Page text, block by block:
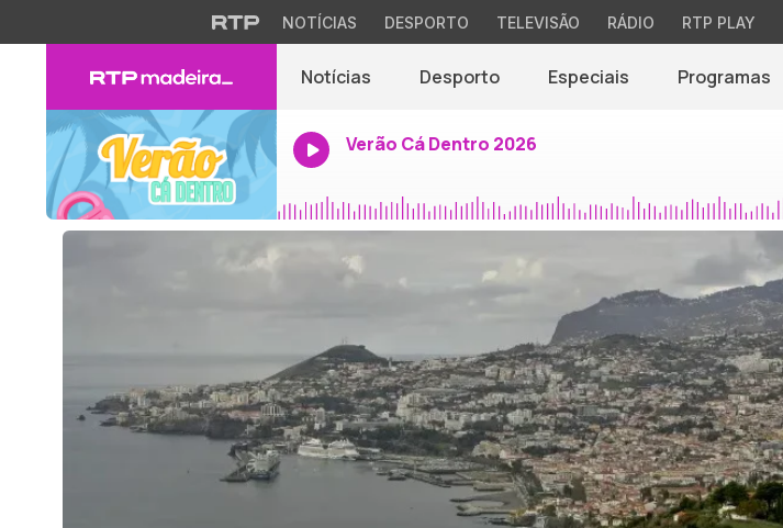
NOTÍCIAS DESPORTO TELEVISÃO RÁDIO RTP PLAY
Notícias Desporto Especiais Programas
Verão Cá Dentro 2026